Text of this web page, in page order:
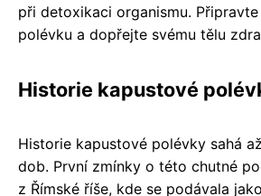
při detoxikaci organismu.
polévku a dopřejte svému tělu
Historie kapustové
Historie kapustové polévky sahá
dob. První zmínky o této chutné
z Římské říše, kde se podávala